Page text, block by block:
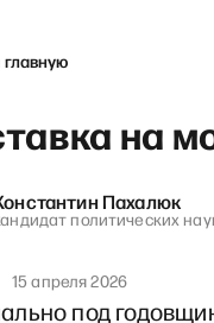
на
Пахалюк
политических
15 апреля 2026
под
Андрей